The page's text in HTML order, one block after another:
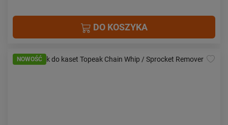
DO KOSZYKA
NOWOŚĆ